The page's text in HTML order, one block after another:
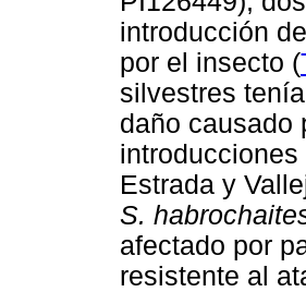
introducción de
por el insecto (
silvestres
daño causado
Estrada y
S.
afectado por
resistente al